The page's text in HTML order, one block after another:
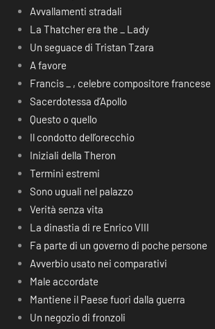
Avvallamenti stradali
La Thatcher era the _ Lady
Un seguace di Tristan Tzara
A favore
Francis _ , celebre compositore francese
Sacerdotessa d’Apollo
Questo o quello
Il condotto dell’orecchio
Iniziali della Theron
Termini estremi
Sono uguali nel palazzo
Verità senza vita
La dinastia di re Enrico VIII
Fa parte di un governo di poche persone
Avverbio usato nei comparativi
Male accordate
Mantiene il Paese fuori dalla guerra
Un negozio di fronzoli